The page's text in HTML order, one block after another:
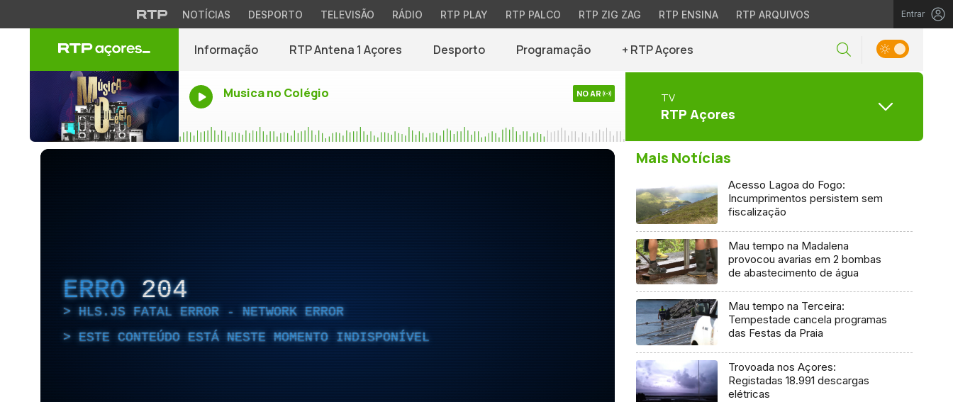
NOTÍCIAS DESPORTO TELEVISÃO RÁDIO RTP PLAY RTP PALCO RTP ZIG ZAG RTP ENSINA RTP ARQUIVOS Entrar
Informação RTP Antena 1 Açores Desporto Programação + RTP Açores
Musica no Colégio NO AR TV
RTP Açores
ERRO 204
HLS.JS FATAL ERROR - NETWORK ERROR
ESTE CONTEÚDO ESTÁ NESTE MOMENTO INDISPONÍVEL
Mais Notícias
Acesso Lagoa do Fogo:
Incumprimentos persistem sem
fiscalização
Mau tempo na Madalena
provocou avarias em 2 bombas
de abastecimento de água
Mau tempo na Terceira:
Tempestade cancela programas
das Festas da Praia
Trovoada nos Açores:
Registadas 18.991 descargas
elétricas